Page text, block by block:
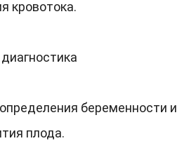
кровотока.
беременности и
плода.